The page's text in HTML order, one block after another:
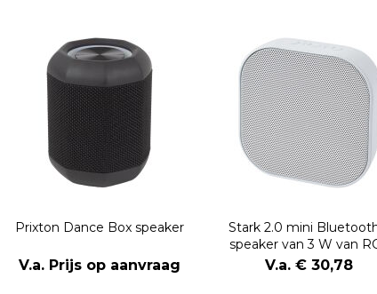
Prixton Dance Box speaker
V.a. Prijs op aanvraag
Stark 2.0 mini
speaker van 3 W van
gerecycled plastic
V.a. € 30,78